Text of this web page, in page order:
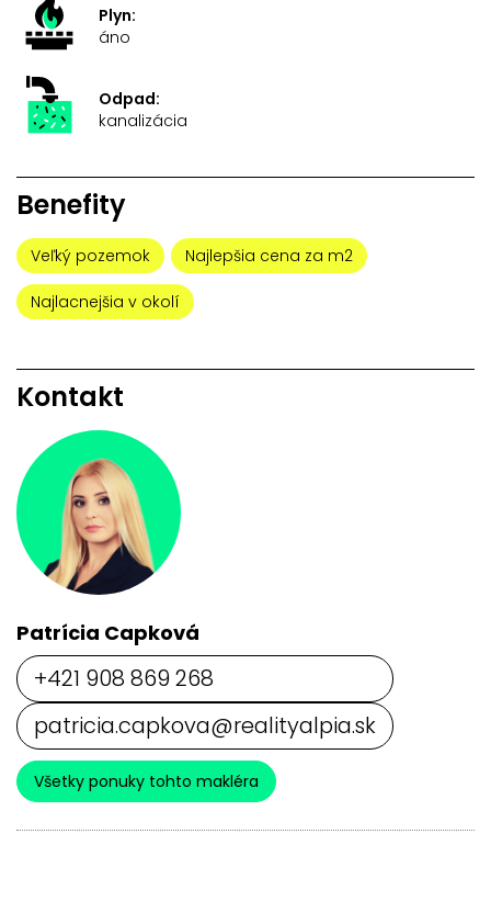
Plyn:
áno
Odpad:
kanalizácia
Benefity
Veľký pozemok Najlepšia cena za m2
Najlacnejšia v okolí
Kontakt
Patrícia Capková
+421 908 869 268
patricia.capkova@realityalpia.sk
Všetky ponuky tohto makléra